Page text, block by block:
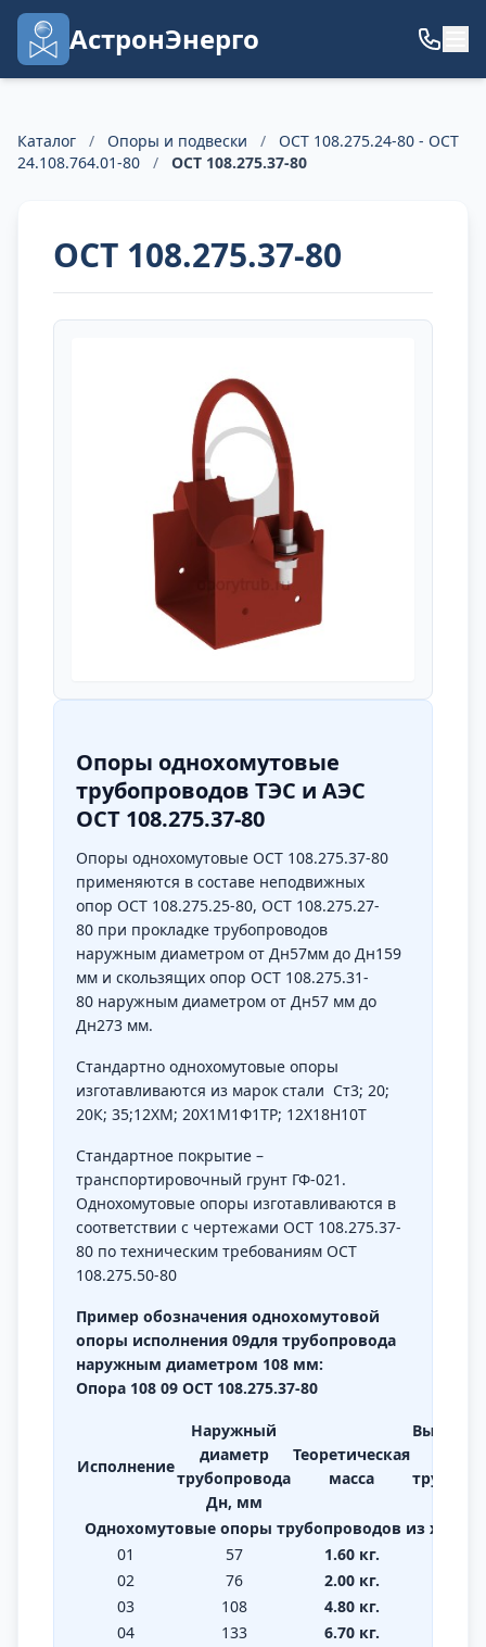
АстронЭнерго
Каталог / Опоры и подвески /
ОСТ 108.275.24-80 - ОСТ
24.108.764.01-80
/ ОСТ 108.275.37-80
ОСТ 108.275.37-80
Опоры однохомутовые
трубопроводов ТЭС и АЭС
ОСТ 108.275.37-80
Опоры однохомутовые ОСТ 108.275.37-80
применяются в составе неподвижных
опор ОСТ 108.275.25-80, ОСТ 108.275.27-
80 при прокладке трубопроводов
наружным диаметром от Дн57мм до Дн159
мм и скользящих опор ОСТ 108.275.31-
80 наружным диаметром от Дн57 мм до
Дн273 мм.
Стандартно однохомутовые опоры
изготавливаются из марок стали Ст3; 20;
20К; 35;12ХМ; 20Х1М1Ф1ТР; 12Х18Н10Т
Стандартное покрытие –
транспортировочный грунт ГФ-021.
Однохомутовые опоры изготавливаются в
соответствии с чертежами ОСТ 108.275.37-
80 по техническим требованиям ОСТ
108.275.50-80
Пример обозначения однохомутовой
опоры исполнения 09для трубопровода
наружным диаметром 108 мм:
Опора 108 09 ОСТ 108.275.37-80
Исполнение
Наружный
диаметр
трубопровода
Дн, мм
Теоретическая
масса
Высота
Однохомутовые опоры трубопроводов из
01
57 1.60 кг.
02
76 2.00 кг.
03
108 4.80 кг.
04
133 6.70 кг.